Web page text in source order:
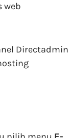
web
Directadmin